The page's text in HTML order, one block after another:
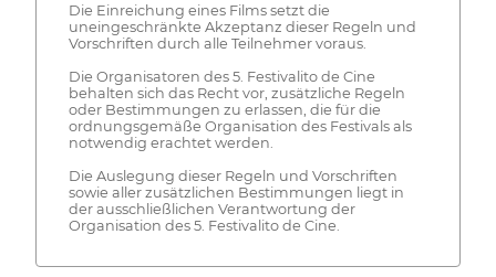
Die Einreichung eines Films setzt die
uneingeschränkte Akzeptanz dieser Regeln und
Vorschriften durch alle Teilnehmer voraus.
Die Organisatoren des 5. Festivalito de Cine
behalten sich das Recht vor, zusätzliche Regeln
oder Bestimmungen zu erlassen, die für die
ordnungsgemäße Organisation des Festivals als
notwendig erachtet werden.
Die Auslegung dieser Regeln und Vorschriften
sowie aller zusätzlichen Bestimmungen liegt in
der ausschließlichen Verantwortung der
Organisation des 5. Festivalito de Cine.